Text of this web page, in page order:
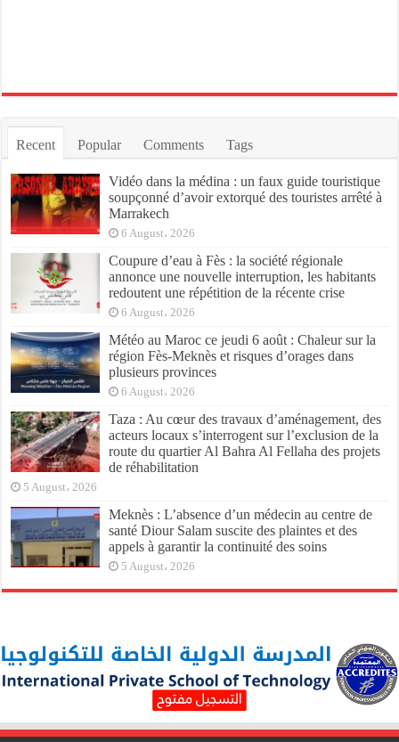
Recent Popular Comments Tags
Vidéo dans la médina : un faux guide touristique
soupçonné d’avoir extorqué des touristes arrêté à
Marrakech
6 August، 2026
Coupure d’eau à Fès : la société régionale
annonce une nouvelle interruption, les habitants
redoutent une répétition de la récente crise
6 August، 2026
Météo au Maroc ce jeudi 6 août : Chaleur sur la
région Fès-Meknès et risques d’orages dans
plusieurs provinces
6 August، 2026
Taza : Au cœur des travaux d’aménagement, des
acteurs locaux s’interrogent sur l’exclusion de la
route du quartier Al Bahra Al Fellaha des projets
de réhabilitation
5 August، 2026
Meknès : L’absence d’un médecin au centre de
santé Diour Salam suscite des plaintes et des
appels à garantir la continuité des soins
5 August، 2026